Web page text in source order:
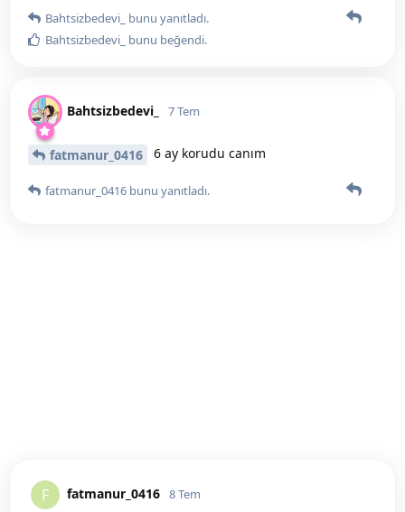
Bahtsizbedevi_ bunu yanıtladı.
Bahtsizbedevi_ bunu beğendi.
Bahtsizbedevi_ 7 Tem
fatmanur_0416 6 ay korudu canım
fatmanur_0416 bunu yanıtladı.
F fatmanur_0416 8 Tem